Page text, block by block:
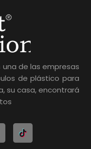
una de las empresas
de plástico para
su casa, encontrará